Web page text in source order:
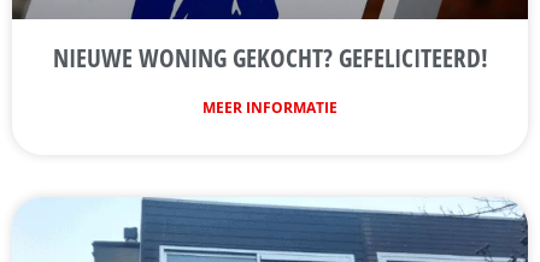
NIEUWE WONING GEKOCHT? GEFELICITEERD!
MEER INFORMATIE